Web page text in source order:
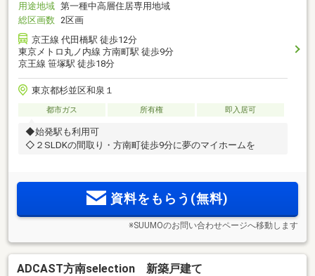
用途地域 第一種中高層住居専用地域
総区画数 2区画
京王線 代田橋駅 徒歩12分
東京メトロ丸ノ内線 方南町駅 徒歩9分
京王線 笹塚駅 徒歩18分
東京都杉並区和泉１
都市ガス 所有権 即入居可
◆始発駅も利用可
◇２SLDKの間取り・方南町徒歩9分に夢のマイホームを
資料をもらう(無料)
※SUUMOのお問い合わせページへ移動します
ADCAST方南selection 新築戸建て